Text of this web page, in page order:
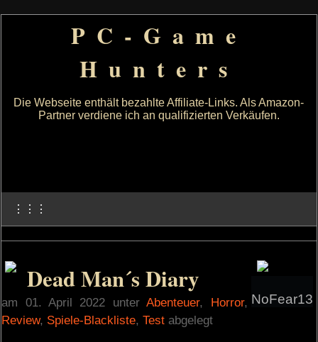
PC-Game
Hunters
Die Webseite enthält bezahlte Affiliate-Links. Als Amazon-
Partner verdiene ich an qualifizierten Verkäufen.
⋮⋮⋮
NoFear13
Dead Man´s Diary
am 01. April 2022 unterAbenteuer, Horror,
Review, Spiele-Blackliste,Test abgelegt